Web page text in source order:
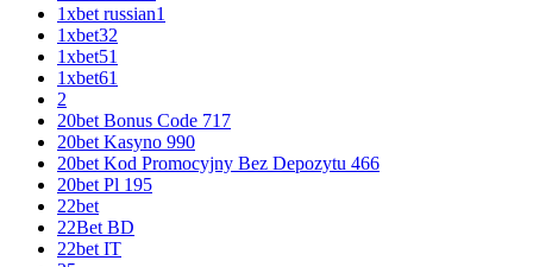
1xbet russian1
1xbet32
1xbet51
1xbet61
2
20bet Bonus Code 717
20bet Kasyno 990
20bet Kod Promocyjny Bez Depozytu 466
20bet Pl 195
22bet
22Bet BD
22bet IT